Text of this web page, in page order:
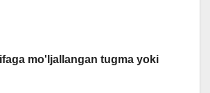
mo'ljallangan tugma yoki